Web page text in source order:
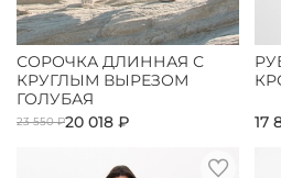
СОРОЧКА ДЛИННАЯ С
КРУГЛЫМ ВЫРЕЗОМ
ГОЛУБАЯ
23 550 ₽20 018 ₽ 17